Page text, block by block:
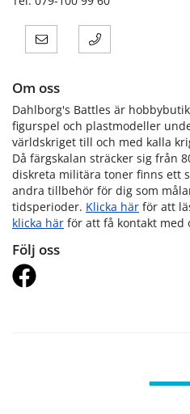
Om oss
Dahlborg's Battles är
figurspel och plastmodeller
världskriget till och med kalla
Då färgskalan sträcker sig från
diskreta militära toner finns ett
andra tillbehör för dig som
tidsperioder. Klicka här för att
klicka här för att få kontakt med
Följ oss